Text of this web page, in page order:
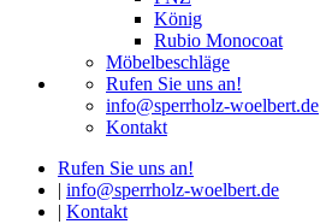
König
Rubio Monocoat
Möbelbeschläge
Rufen Sie uns an!
info@sperrholz-woelbert.de
Kontakt
Rufen Sie uns an!
info@sperrholz-woelbert.de
Kontakt